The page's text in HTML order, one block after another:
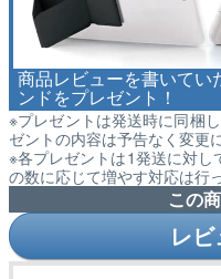
商品レビューを書いてい
ンドをプレゼント！
※プレゼントは発送時に同梱
ゼントの内容は予告なく変更
※各プレゼントは1発送に対し
の数に応じて増やす対応は行
この
レビ